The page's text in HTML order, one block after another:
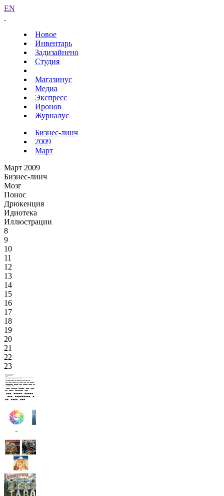
EN
Новое
Инвентарь
Задизайнено
Студия
Магазинус
Медиа
Экспресс
Иронов
Журналус
Бизнес-линч
2009
Март
Март 2009
Бизнес-линч
Мозг
Понос
Дрюкенция
Идиотека
Иллюстрации
8
9
10
11
12
13
14
15
16
17
18
19
20
21
22
23